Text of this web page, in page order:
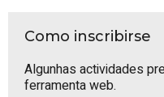
Como inscribirse
Algunhas actividades
ferramenta web.